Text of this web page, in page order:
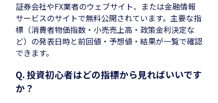
証券会社やFX業者のウェブサイト、または金融情報
サービスのサイトで無料公開されています。主要な指
標（消費者物価指数・小売売上高・政策金利決定な
ど）の発表日時と前回値・予想値・結果が一覧で確認
できます。
Q. 投資初心者はどの指標から見ればいいです
か？